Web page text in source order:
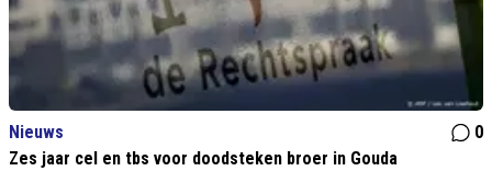
Nieuws
0
Zes jaar cel en tbs voor doodsteken broer in Gouda